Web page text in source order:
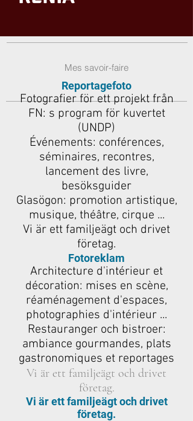
Mes savoir-faire
Reportagefoto
Fotografier för ett projekt från
FN: s program för kuvertet
(UNDP)
Événements: conférences,
séminaires, recontres,
lancement des livre,
besöksguider
Glasögon: promotion artistique,
musique, théâtre, cirque ...
Vi är ett familjeägt och drivet
företag.
Fotoreklam
Architecture d'intérieur et
décoration: mises en scène,
réaménagement d'espaces,
photographies d'intérieur ...
Restauranger och bistroer:
ambiance gourmandes, plats
gastronomiques et reportages
Vi är ett familjeägt och drivet
företag.
Vi är ett familjeägt och drivet
företag.